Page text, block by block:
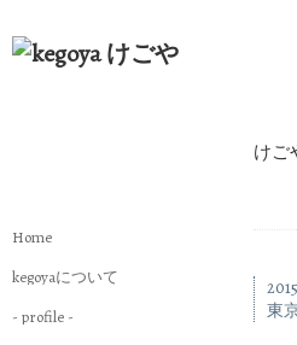
けご
Home
kegoyaについて
- profile -
東